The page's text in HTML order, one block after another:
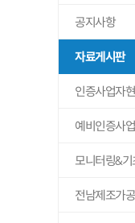
공지사항
자료게시판
인증사업자
예비인증사
모니터링&
전남제조가